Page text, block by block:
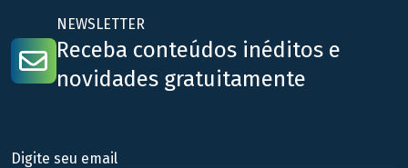
NEWSLETTER
Receba conteúdos inéditos e
novidades gratuitamente
Digite seu email